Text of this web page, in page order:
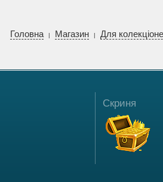
Головна | Магазин | Для
Скриня